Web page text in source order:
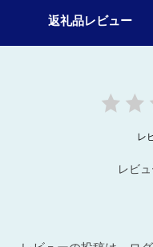
返礼品レビュー
レ
レビ